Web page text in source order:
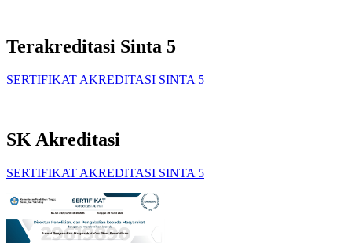
Terakreditasi Sinta 5
SERTIFIKAT AKREDITASI SINTA 5
SK Akreditasi
SERTIFIKAT AKREDITASI SINTA 5